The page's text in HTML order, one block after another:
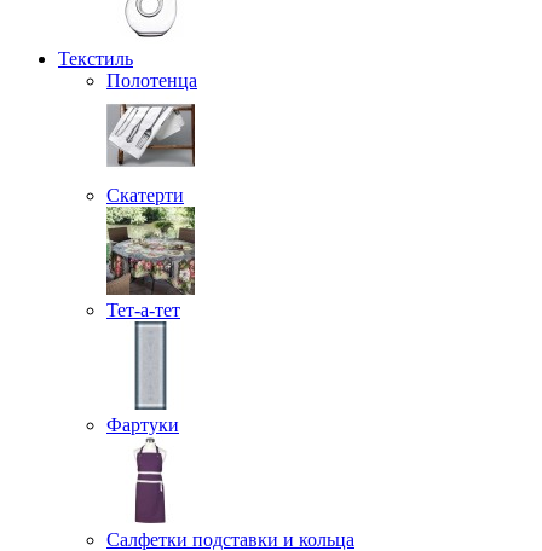
Текстиль
Полотенца
Скатерти
Тет-а-тет
Фартуки
Салфетки подставки и кольца